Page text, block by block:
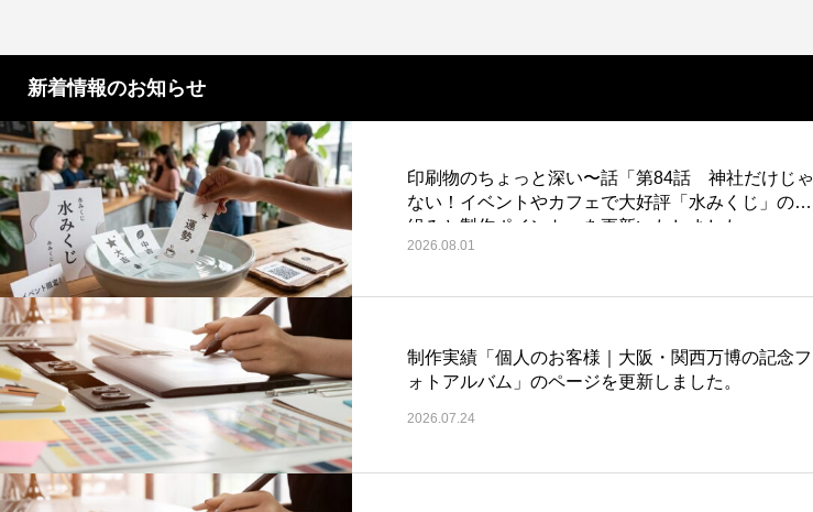
新着情報のお知らせ
印刷物のちょっと深い〜話「第84話 神社だけじゃ
ない！イベントやカフェで大好評「水みくじ」の仕
組みと製作ポイント」を更新いたしました。
2026.08.01
制作実績「個人のお客様｜大阪・関西万博の記念フ
ォトアルバム」のページを更新しました。
2026.07.24